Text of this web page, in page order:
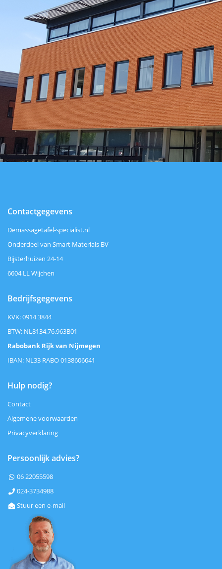
Contactgegevens
Demassagetafel-specialist.nl
Onderdeel van Smart Materials BV
Bijsterhuizen 24-14
6604 LL Wijchen
Bedrijfsgegevens
KVK: 0914 3844
BTW: NL8134.76.963B01
Rabobank Rijk van Nijmegen
IBAN: NL33 RABO 0138606641
Hulp nodig?
Contact
Algemene voorwaarden
Privacyverklaring
Persoonlijk advies?
 06 22055598
 024-3734988
 Stuur een e-mail